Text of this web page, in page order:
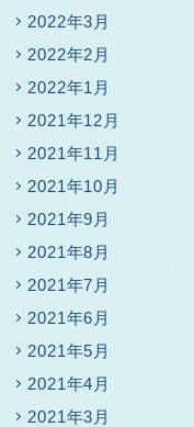
2022年3月
2022年2月
2022年1月
2021年12月
2021年11月
2021年10月
2021年9月
2021年8月
2021年7月
2021年6月
2021年5月
2021年4月
2021年3月